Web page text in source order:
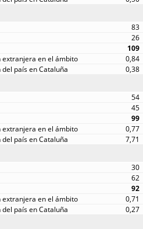
83
26
109
0,84
0,38
54
45
99
0,77
7,71
30
62
92
0,71
0,27